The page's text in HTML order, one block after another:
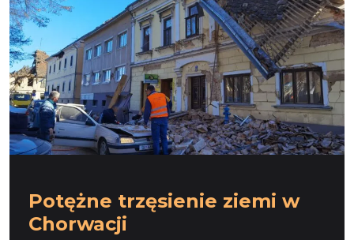
Potężne trzęsienie ziemi w
Chorwacji